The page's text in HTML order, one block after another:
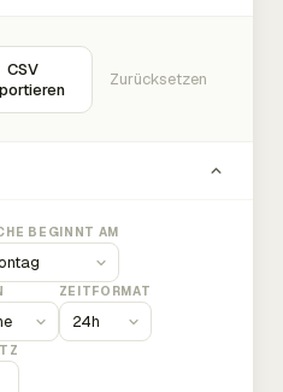
CSV
Zurücksetzen
BEGINNT AM
ZEITFORMAT